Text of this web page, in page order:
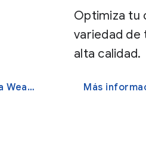
Más información para diseñar para Wear OS
Optimiza tu
variedad de
alta calidad.